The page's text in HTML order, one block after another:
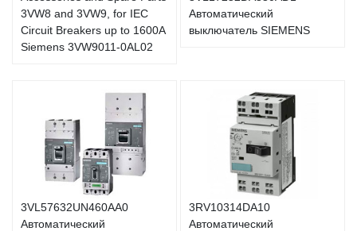
3VW8 and 3VW9, for IEC
Circuit Breakers up to 1600A
Siemens 3VW9011-0AL02
Автоматический
выключатель SIEMENS
3VL57632UN460AA0
Автоматический
3RV10314DA10
Автоматический